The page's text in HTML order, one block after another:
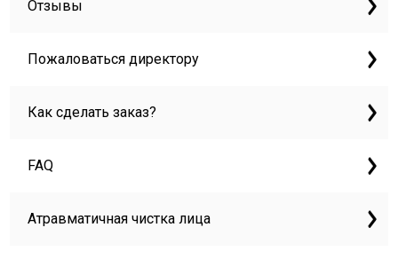
Отзывы
Пожаловаться директору
Как сделать заказ?
FAQ
Атравматичная чистка лица